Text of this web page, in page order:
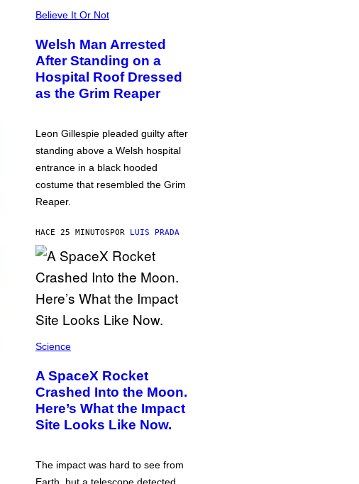
Believe It Or Not
Welsh Man Arrested
After Standing on a
Hospital Roof Dressed
as the Grim Reaper
Leon Gillespie pleaded guilty after
standing above a Welsh hospital
entrance in a black hooded
costume that resembled the Grim
Reaper.
HACE 25 MINUTOSPOR LUIS PRADA
Science
A SpaceX Rocket
Crashed Into the Moon.
Here’s What the Impact
Site Looks Like Now.
The impact was hard to see from
Earth, but a telescope detected